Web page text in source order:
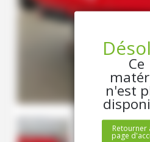
Ce
n'est
Retourner
page